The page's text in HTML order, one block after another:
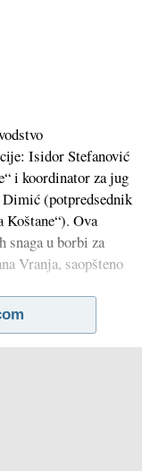
Isidor Stefanović
i koordinator za jug
(potpredsednik
Ova
snaga u borbi za
Vranja, saopšteno